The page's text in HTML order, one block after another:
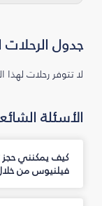
جدول
لا تتوفر رحلات لهذا
الأسئلة
كيف يمكنني حجز
فيلنيوس من